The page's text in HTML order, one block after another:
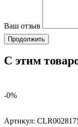
Ваш отзыв
Продолжить
С этим
-0%
Артикул: